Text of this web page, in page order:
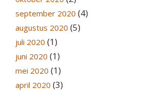
september 2020 (4)
augustus 2020 (5)
juli 2020 (1)
juni 2020 (1)
mei 2020 (1)
april 2020 (3)